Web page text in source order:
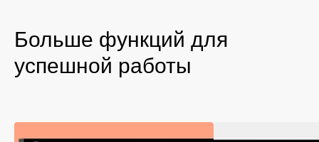
Больше функций для
успешной работы